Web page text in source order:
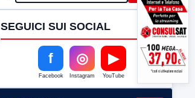
SEGUICI SUI SOCIAL
f
Facebook
◎
Instagram
▶
YouTube